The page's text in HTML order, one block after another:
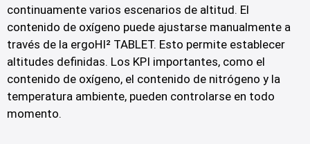
continuamente varios escenarios de altitud. El
contenido de oxígeno puede ajustarse manualmente a
través de la ergoHI² TABLET. Esto permite establecer
altitudes definidas. Los KPI importantes, como el
contenido de oxígeno, el contenido de nitrógeno y la
temperatura ambiente, pueden controlarse en todo
momento.